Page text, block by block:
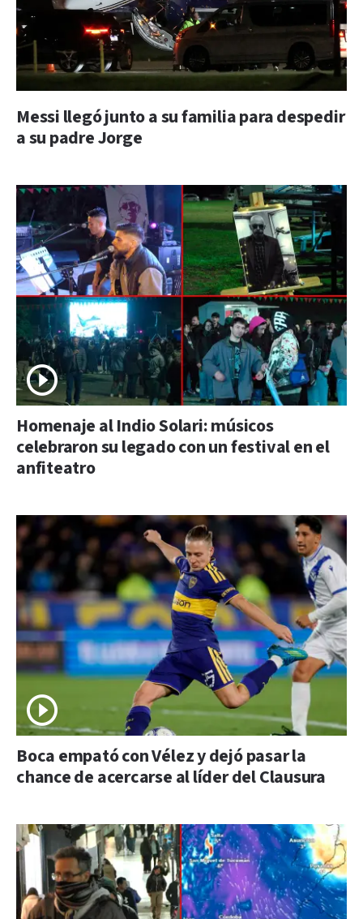
Messi llegó junto a su familia para despedir
a su padre Jorge
Homenaje al Indio Solari: músicos
celebraron su legado con un festival en el
anfiteatro
Boca empató con Vélez y dejó pasar la
chance de acercarse al líder del Clausura